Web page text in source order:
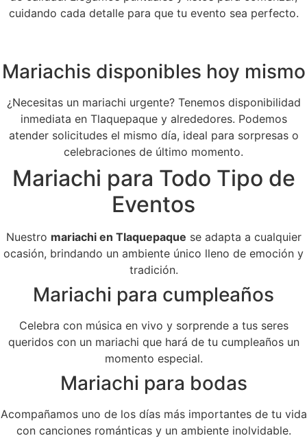
cuidando cada detalle para que tu evento sea perfecto.
Mariachis disponibles hoy mismo
¿Necesitas un mariachi urgente? Tenemos disponibilidad
inmediata en Tlaquepaque y alrededores. Podemos
atender solicitudes el mismo día, ideal para sorpresas o
celebraciones de último momento.
Mariachi para Todo Tipo de
Eventos
Nuestro mariachi en Tlaquepaque se adapta a cualquier
ocasión, brindando un ambiente único lleno de emoción y
tradición.
Mariachi para cumpleaños
Celebra con música en vivo y sorprende a tus seres
queridos con un mariachi que hará de tu cumpleaños un
momento especial.
Mariachi para bodas
Acompañamos uno de los días más importantes de tu vida
con canciones románticas y un ambiente inolvidable.